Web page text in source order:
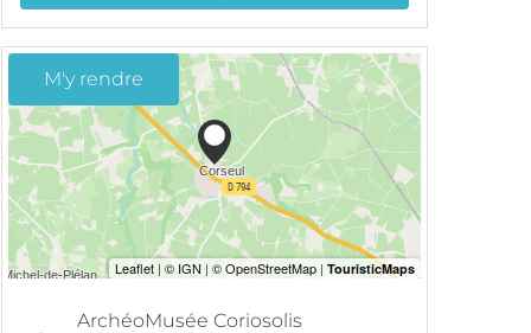
M'y rendre
ArchéoMusée Coriosolis